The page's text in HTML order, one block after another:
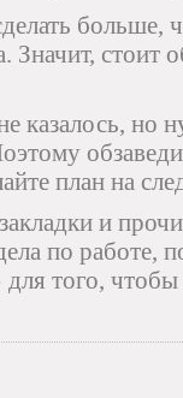
больше,
стоит
казалось, но
план на
и
по работе,
того, чтобы